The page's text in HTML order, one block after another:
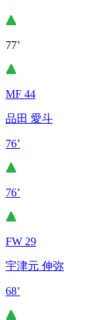
77’
MF 44
品田 愛斗
76’
76’
FW 29
宇津元 伸弥
68’